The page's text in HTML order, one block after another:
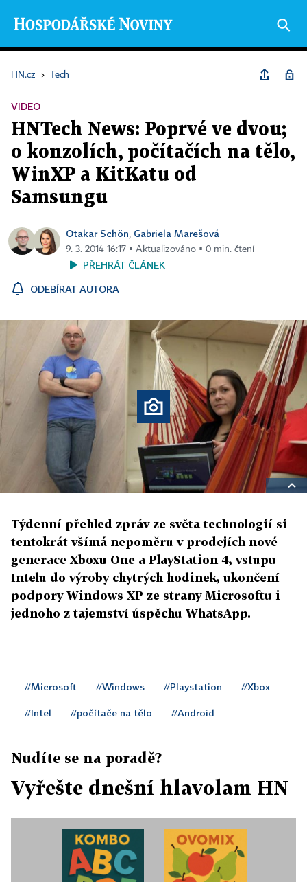
HN.cz › Tech
VIDEO
HNTech News: Poprvé ve dvou;
o konzolích, počítačích na tělo,
WinXP a KitKatu od
Samsungu
Otakar Schön, Gabriela Marešová
9. 3. 2014 16:17 ▪ Aktualizováno ▪ 0 min. čtení
PŘEHRÁT ČLÁNEK
ODEBÍRAT AUTORA
Týdenní přehled zpráv ze světa technologií si
tentokrát všímá nepoměru v prodejích nové
generace Xboxu One a PlayStation 4, vstupu
Intelu do výroby chytrých hodinek, ukončení
podpory Windows XP ze strany Microsoftu i
jednoho z tajemství úspěchu WhatsApp.
#Microsoft #Windows #Playstation #Xbox
#Intel #počítače na tělo #Android
Nudíte se na poradě?
Vyřešte dnešní hlavolam HN